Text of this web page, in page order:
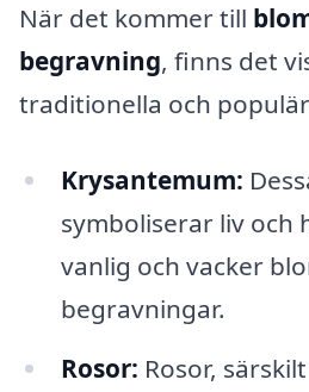
När det kommer till
begravning, finns det
traditionella och
Krysantemum:
symboliserar liv och
vanlig och vacker
begravningar.
Rosor: Rosor,